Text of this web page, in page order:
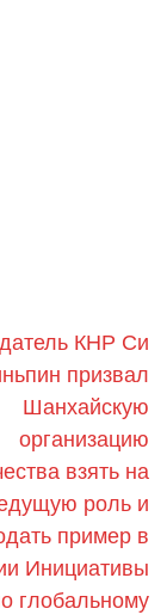
КНР Си
призвал
Шанхайскую
организацию
взять на
роль и
пример в
Инициативы
глобальному